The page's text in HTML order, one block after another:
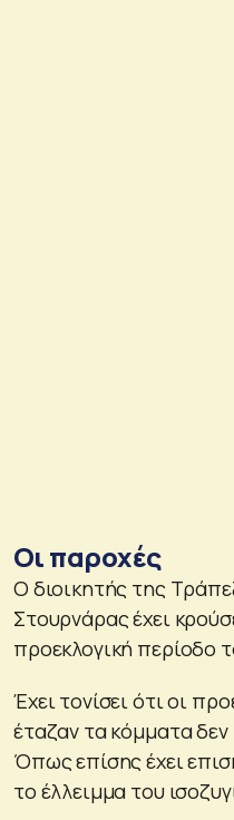
Οι παροχές
Ο διοικητής της
Στουρνάρας έχει
προεκλογική περίοδο
Έχει τονίσει ότι οι
έταζαν τα κόμματα
Όπως επίσης έχει
το έλλειμμα του